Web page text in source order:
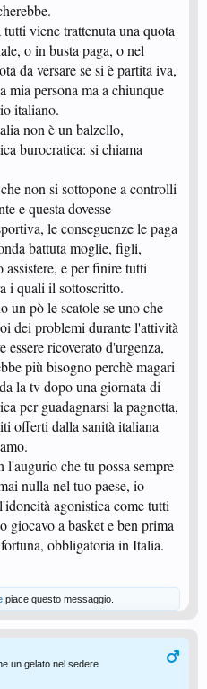
viene trattenuta una quota
o in busta paga, o nel
da versare se si è partita iva,
mia persona ma a chiunque
italiano.
non è un balzello,
burocratica: si chiama
non si sottopone a controlli
e questa dovesse
le conseguenze le paga
battuta moglie, figli,
e per finire tutti
i quali il sottoscritto.
un pò le scatole se uno che
dei problemi durante l'attività
ricoverato d'urgenza,
più bisogno perchè magari
la tv dopo una giornata di
per guadagnarsi la pagnotta,
offerti dalla sanità italiana
che tu possa sempre
nulla nel tuo paese, io
agonistica come tutti
giocavo a basket e ben prima
obbligatoria in Italia.
piace questo messaggio.
un gelato nel sedere